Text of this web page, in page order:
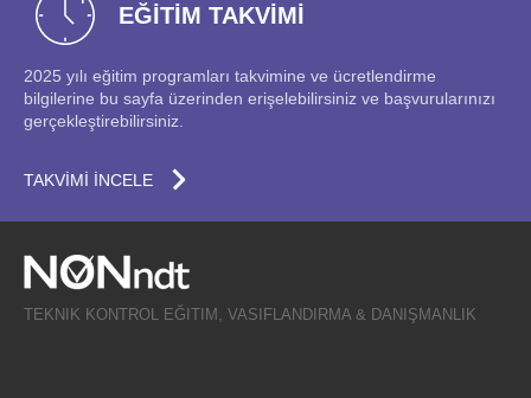
EĞİTİM TAKVİMİ
2025 yılı eğitim programları takvimine ve ücretlendirme
bilgilerine bu sayfa üzerinden erişelebilirsiniz ve başvurularınızı
gerçekleştirebilirsiniz.
TAKVİMİ İNCELE
TEKNIK KONTROL EĞITIM, VASIFLANDIRMA & DANIŞMANLIK